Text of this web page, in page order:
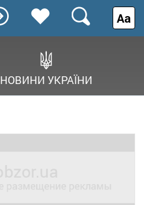
НОВИНИ УКРАЇНИ
Аа